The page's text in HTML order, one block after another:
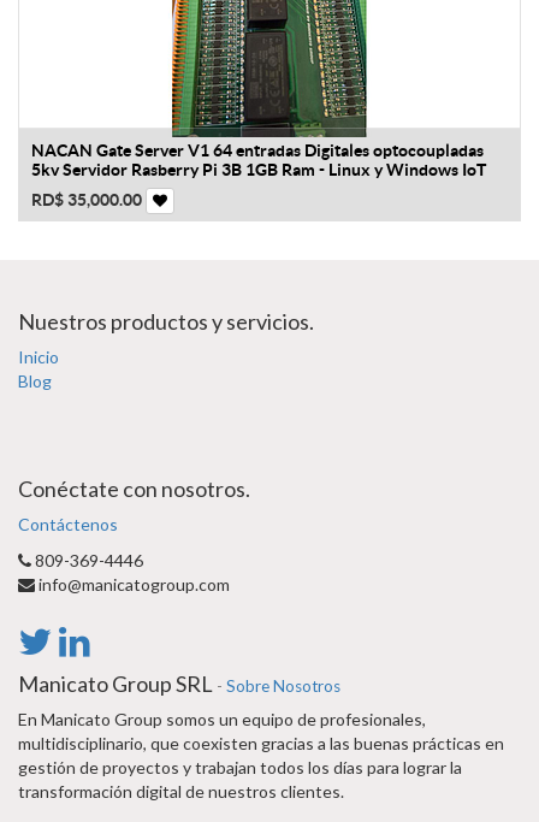
NACAN Gate Server V1 64 entradas Digitales optocoupladas
5kv Servidor Rasberry Pi 3B 1GB Ram - Linux y Windows IoT
RD$35,000.00
Nuestros productos y servicios.
Inicio
Blog
Conéctate con nosotros.
Contáctenos
809-369-4446
info@manicatogroup.com
Manicato Group SRL - Sobre Nosotros
En Manicato Group somos un equipo de profesionales,
multidisciplinario, que coexisten gracias a las buenas prácticas en
gestión de proyectos y trabajan todos los días para lograr la
transformación digital de nuestros clientes.